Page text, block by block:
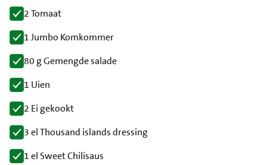
2 Tomaat
1 Jumbo Komkommer
80 g Gemengde salade
1 Uien
2 Ei gekookt
3 el Thousand islands dressing
1 el Sweet Chilisaus